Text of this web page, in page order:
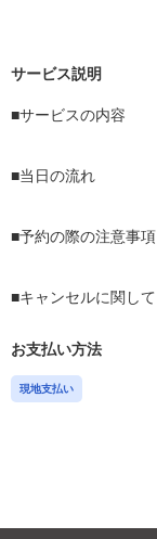
サービス説明
■サービスの内容
■当日の流れ
■予約の際の注意事項
■キャンセルに関して
お支払い方法
現地支払い